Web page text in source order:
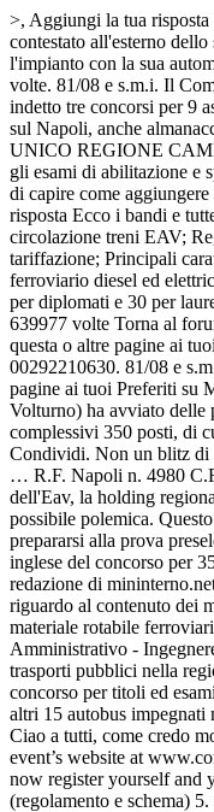
>, Aggiungi la tua
contestato all'esterno
l'impianto con la sua
volte. 81/08 e s.m.i. Il
indetto tre concorsi per 9
sul Napoli, anche
UNICO REGIONE
gli esami di abilitazione e
di capire come
risposta Ecco i bandi e
circolazione treni EAV;
tariffazione; Principali
ferroviario diesel ed
per diplomati e 30 per
639977 volte Torna al
questa o altre pagine ai
00292210630. 81/08 e
pagine ai tuoi Preferiti su
Volturno) ha avviato delle
complessivi 350 posti, di
Condividi. Non un blitz di
… R.F. Napoli n. 4980
dell'Eav, la holding
possibile polemica.
prepararsi alla prova
inglese del concorso per
redazione di
riguardo al contenuto dei
materiale rotabile
Amministrativo -
trasporti pubblici nella
concorso per titoli ed
altri 15 autobus impegnati
Ciao a tutti, come credo
event’s website at
now register yourself and
(regolamento e schema)